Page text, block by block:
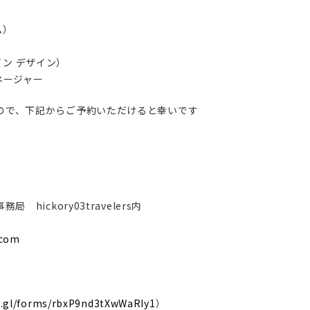
デザイン）
ジャー
、下記からご予約いただけると幸いです
事務局 hickory03travelers内
forms/rbxP9nd3tXwWaRIy1）